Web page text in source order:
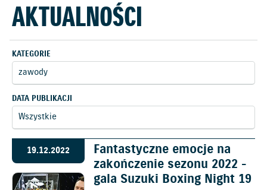
AKTUALNOŚCI
KATEGORIE
DATA PUBLIKACJI
19.12.2022
Fantastyczne emocje na
zakończenie sezonu 2022 -
gala Suzuki Boxing Night 19